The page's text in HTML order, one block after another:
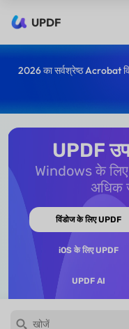
UPDF
2026 का सर्वश्रेष्ठ Acrobat
UPDF
Windows के
अधिक
विंडोज के लिए UPDF
iOS के लिए UPDF
UPDF AI